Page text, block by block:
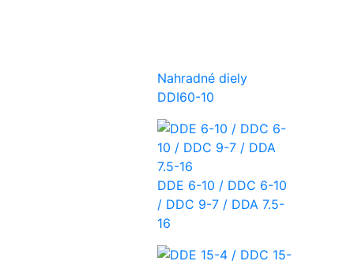
Nahradné diely
DDI60-10
DDE 6-10 / DDC 6-10
/ DDC 9-7 / DDA 7.5-
16